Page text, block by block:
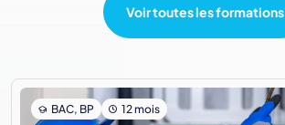
Voir toutes les formations
BAC, BP 12 mois